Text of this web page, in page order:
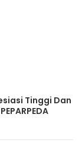
Tinggi Dan